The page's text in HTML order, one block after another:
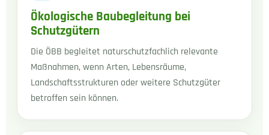
Ökologische Baubegleitung bei
Schutzgütern
Die ÖBB begleitet naturschutzfachlich relevante
Maßnahmen, wenn Arten, Lebensräume,
Landschaftsstrukturen oder weitere Schutzgüter
betroffen sein können.